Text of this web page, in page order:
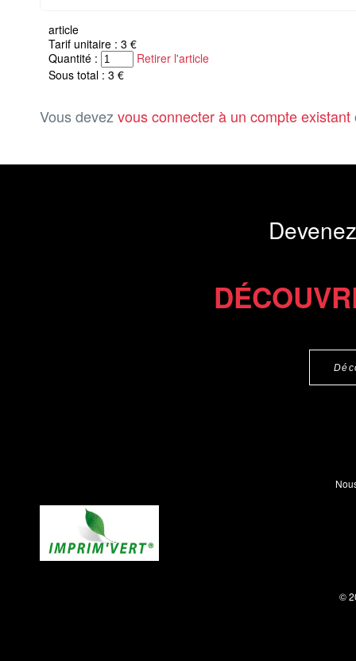
article
Tarif unitaire : 3 €
Quantité :
Retirer l'article
Sous total : 3 €
Vous devez vous connecter à un compte existant
©